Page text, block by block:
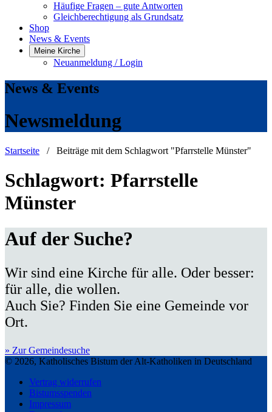
Häufige Fragen – gute Antworten
Gleichberechtigung als Grundsatz
Shop
News & Events
Meine Kirche
Neuanmeldung / Login
News & Events
Newsmeldung
Startseite / Beiträge mit dem Schlagwort "Pfarrstelle Münster"
Schlagwort: Pfarrstelle
Münster
Auf der Suche?
Wir sind eine Kirche für alle. Oder besser:
für alle, die wollen.
Auch Sie? Finden Sie eine Gemeinde vor
Ort.
» Zur Gemeindesuche
© 2026, Katholisches Bistum der Alt-Katholiken in Deutschland
Vertrag widerrufen
Bistumsspenden
Impressum